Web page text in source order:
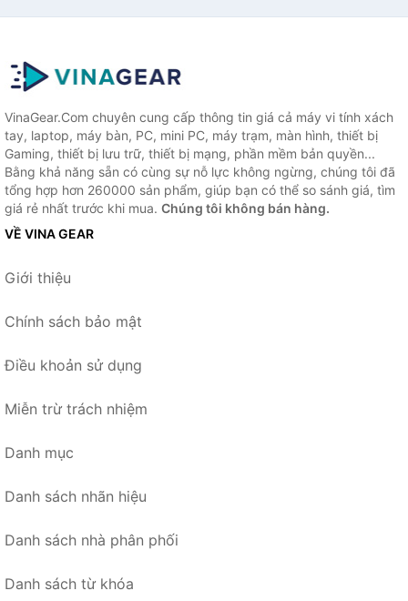
VinaGear.Com chuyên cung cấp thông tin giá cả máy vi tính xách
tay, laptop, máy bàn, PC, mini PC, máy trạm, màn hình, thiết bị
Gaming, thiết bị lưu trữ, thiết bị mạng, phần mềm bản quyền...
Bằng khả năng sẵn có cùng sự nỗ lực không ngừng, chúng tôi đã
tổng hợp hơn 260000 sản phẩm, giúp bạn có thể so sánh giá, tìm
giá rẻ nhất trước khi mua. Chúng tôi không bán hàng.
VỀ VINA GEAR
Giới thiệu
Chính sách bảo mật
Điều khoản sử dụng
Miễn trừ trách nhiệm
Danh mục
Danh sách nhãn hiệu
Danh sách nhà phân phối
Danh sách từ khóa